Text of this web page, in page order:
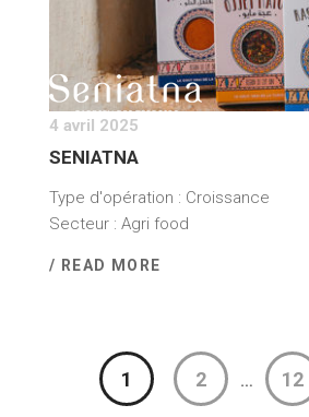
4 avril 2025
SENIATNA
Type d'opération : Croissance
Secteur : Agri food
/ READ MORE
1 2 … 12